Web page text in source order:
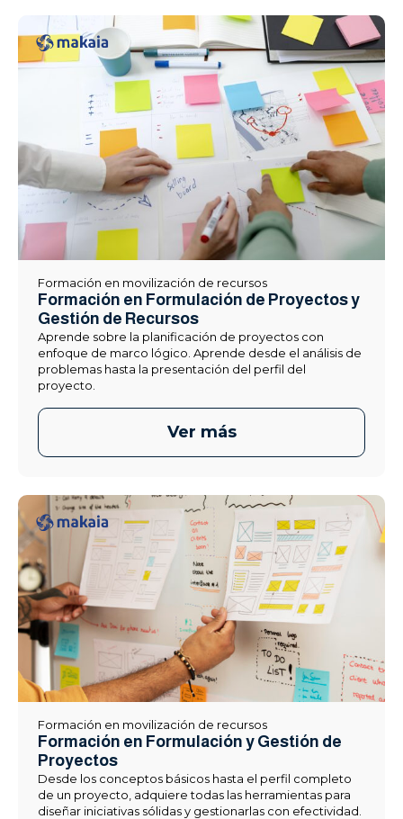
Formación en movilización de recursos
Formación en Formulación de Proyectos y
Gestión de Recursos
Aprende sobre la planificación de proyectos con
enfoque de marco lógico. Aprende desde el análisis de
problemas hasta la presentación del perfil del
proyecto.
Ver más
Formación en movilización de recursos
Formación en Formulación y Gestión de
Proyectos
Desde los conceptos básicos hasta el perfil completo
de un proyecto, adquiere todas las herramientas para
diseñar iniciativas sólidas y gestionarlas con efectividad.